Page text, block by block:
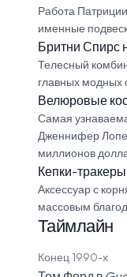
Работа
именные
Бритни Спирс
Телесный
главных модных
Велюровые
Самая
Дженнифер
миллионов
Кепки-
Аксессуар с
массовым
Таймлайн
Конец 1990-х